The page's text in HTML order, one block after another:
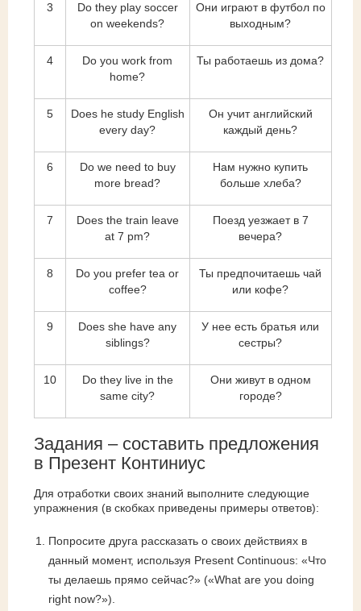
3
Do they play soccer
on weekends?
Они играют в футбол по
выходным?
4
Do you work from
home?
Ты работаешь из дома?
5
Does he study English
every day?
Он учит английский
каждый день?
6
Do we need to buy
more bread?
Нам нужно купить
больше хлеба?
7
Does the train leave
at 7 pm?
Поезд уезжает в 7
вечера?
8
Do you prefer tea or
coffee?
Ты предпочитаешь чай
или кофе?
9
Does she have any
siblings?
У нее есть братья или
сестры?
10
Do they live in the
same city?
Они живут в одном
городе?
Задания – составить предложения
в Презент Континиус
Для отработки своих знаний выполните следующие
упражнения (в скобках приведены примеры ответов):
Попросите друга рассказать о своих действиях в
данный момент, используя Present Continuous: «Что
ты делаешь прямо сейчас?» («What are you doing
right now?»).